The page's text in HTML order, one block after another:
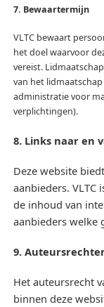
7. Bewaartermijn
VLTC bewaart
het doel waarvoor
vereist.
van het
administratie voor
verplichtingen).
8. Links naar en
Deze website
aanbieders.
de inhoud van
aanbieders welke
9.
Het auteursrecht
binnen deze